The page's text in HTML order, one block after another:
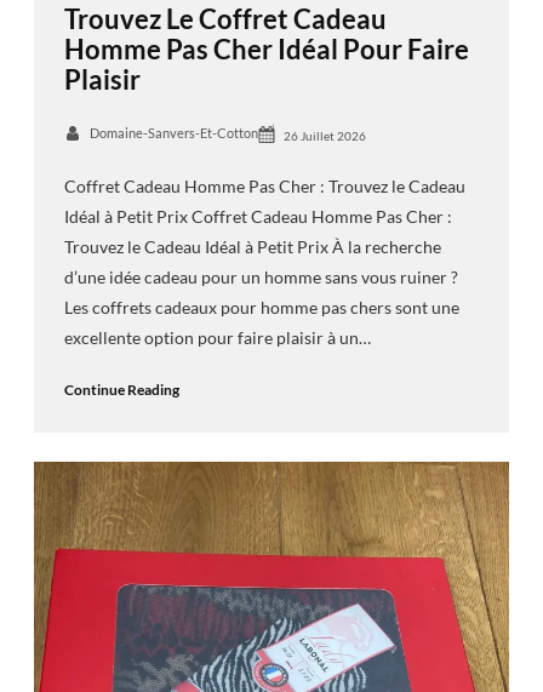
Trouvez Le Coffret Cadeau
Homme Pas Cher Idéal Pour Faire
Plaisir
Domaine-Sanvers-Et-Cotton 26 Juillet 2026
Coffret Cadeau Homme Pas Cher : Trouvez le Cadeau
Idéal à Petit Prix Coffret Cadeau Homme Pas Cher :
Trouvez le Cadeau Idéal à Petit Prix À la recherche
d’une idée cadeau pour un homme sans vous ruiner ?
Les coffrets cadeaux pour homme pas chers sont une
excellente option pour faire plaisir à un…
Continue Reading